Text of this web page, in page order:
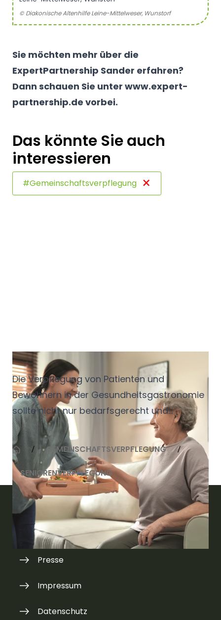
© Diakonische Altenhilfe Leine-Mittelweser, Wunstorf
Sie möchten mehr über die
ExpertPartnership Sander erfahren?
Dann schauen Sie unter www.expert-
partnership.de vorbei.
Das könnte Sie auch
interessieren
#Gemeinschaftsverpflegung ×
Gemeinschaftsverpflegung
Die Verpflegung von Patienten und
Bewohnern in der Gesundheitsgastronomie
sollte nicht nur bedarfsgerecht und
ausgewogen sein, sondern vor allem frisch
und abwechslungsreich.
Herausforderungen, für die wir
wirtschaftliche Lösungen anbieten.
GEMEINSCHAFTSVERPFLEGUNG
SENIORENVERPFLEGUNG
Kontakt
Presse
Impressum
Datenschutz